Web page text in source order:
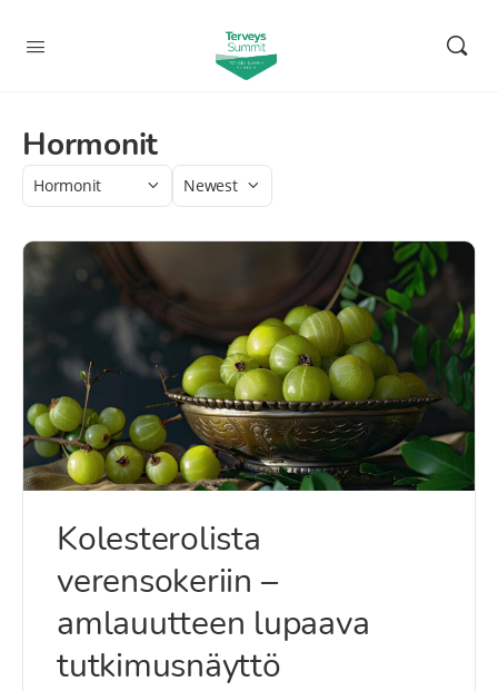
Hormonit
Category
Sort
Kolesterolista
verensokeriin –
amlauutteen lupaava
tutkimusnäyttö